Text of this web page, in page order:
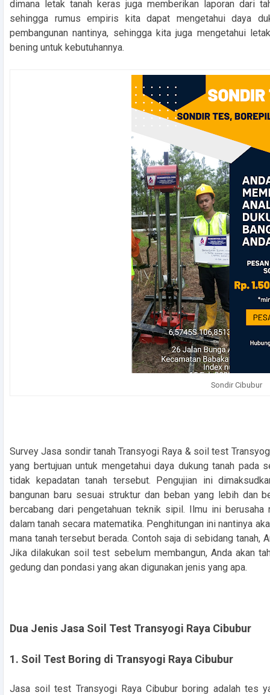
dimana letak tanah keras juga memberikan laporan dari
sehingga rumus empiris kita dapat mengetahui daya
pembangunan nantinya, sehingga kita juga mengetahui
bening untuk kebutuhannya.
Sondir Cibubur
Survey Jasa sondir tanah Transyogi Raya & soil test
yang bertujuan untuk mengetahui daya dukung tanah pada
tidak kepadatan tanah tersebut. Pengujian ini
bangunan baru sesuai struktur dan beban yang lebih dan
bercabang dari pengetahuan teknik sipil. Ilmu ini
dalam tanah secara matematika. Penghitungan ini nantinya
mana tanah tersebut berada. Contoh saja di sebidang tanah,
Jika dilakukan soil test sebelum membangun, Anda akan
gedung dan pondasi yang akan digunakan jenis yang apa.
Dua Jenis Jasa Soil Test Transyogi Raya Cibubur
1. Soil Test Boring di Transyogi Raya Cibubur
Jasa soil test Transyogi Raya Cibubur boring adalah tes